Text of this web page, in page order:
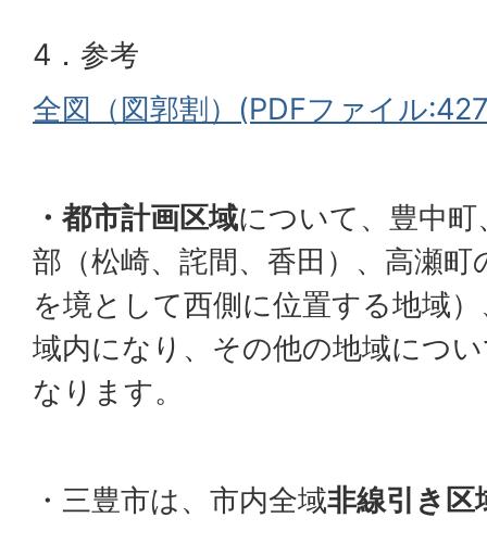
4．参考
全図（図郭割）(PDFファイル
・都市計画区域について、豊中
部（松崎、詫間、香田）、高瀬町
を境として西側に位置する地域
域内になり、その他の地域につ
なります。
・三豊市は、市内全域非線引き区